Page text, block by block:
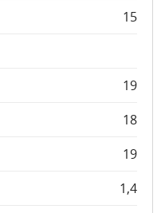
15
19
18
19
1,4